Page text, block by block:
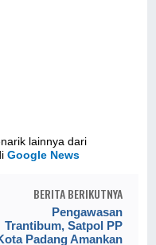
lainnya dari
Google News
BERITA BERIKUTNYA
Pengawasan
Trantibum, Satpol PP
Padang Amankan